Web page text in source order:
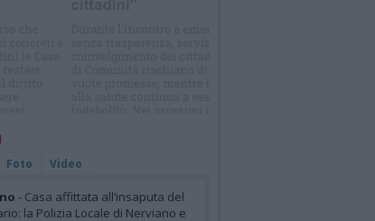
Foto Video
- Casa affittata all’insaputa del
la Polizia Locale di Nerviano e